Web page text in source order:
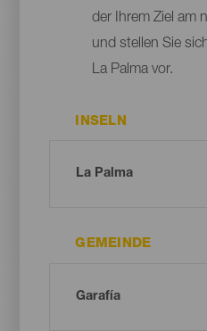
der Ihrem Ziel am
und stellen Sie
La Palma vor.
INSELN
GEMEINDE